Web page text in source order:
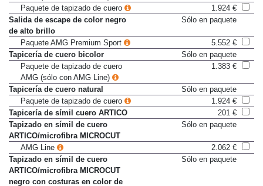
AMG (sólo con AMG Line)
Paquete de tapizado de cuero
1.924 €
Salida de escape de color negro
de alto brillo
Paquete AMG Premium Sport
5.552 €
Tapicería de cuero bicolor
Sólo en paquete
Paquete de tapizado de cuero
AMG (sólo con AMG Line)
Tapicería de cuero natural
Sólo en paquete
Paquete de tapizado de cuero
1.924 €
Tapicería de símil cuero ARTICO
201 €
Tapizado en símil de cuero
ARTICO/microfibra MICROCUT
AMG Line
2.062 €
Tapizado en símil de cuero
ARTICO/microfibra MICROCUT